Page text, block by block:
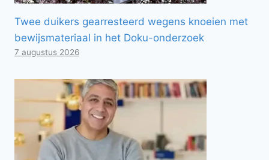
Twee duikers gearresteerd wegens knoeien met
bewijsmateriaal in het Doku-onderzoek
7 augustus 2026